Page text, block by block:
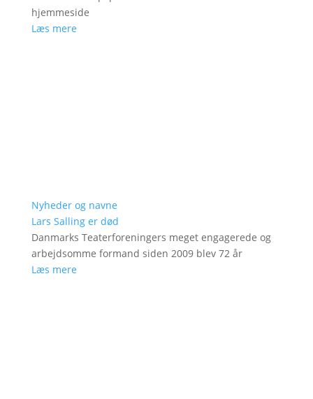
hjemmeside
Læs mere
Nyheder og navne
Lars Salling er død
Danmarks Teaterforeningers meget engagerede og
arbejdsomme formand siden 2009 blev 72 år
Læs mere